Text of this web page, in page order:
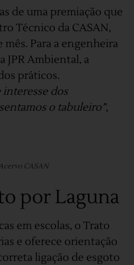
de uma premiação que
Técnico da CASAN,
Para a engenheira
JPR Ambiental, a
práticos.
interesse dos
o tabuleiro”,
CASAN
por Laguna
em escolas, o Trato
e oferece orientação
ligação de esgoto